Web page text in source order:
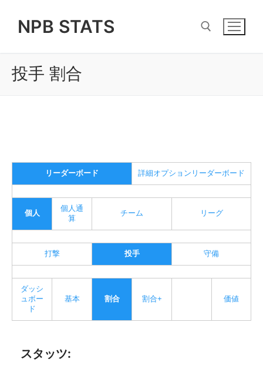
NPB STATS
投手 割合
リーダーボード 詳細オプションリーダーボード
個人
個人通
算
チーム リーグ
打撃 投手 守備
ダッシ
ュボー
ド
基本 割合 割合+ 価値
スタッツ: